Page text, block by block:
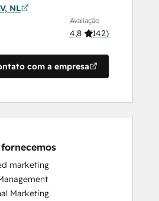
NL
Avaliação
4,8 (142)
com a empresa
marketing
Marketing